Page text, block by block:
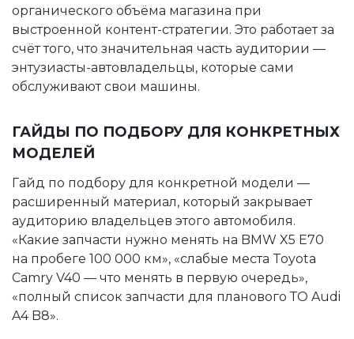
органического объёма магазина при
выстроенной контент-стратегии. Это работает за
счёт того, что значительная часть аудитории —
энтузиасты-автовладельцы, которые сами
обслуживают свои машины.
ГАЙДЫ ПО ПОДБОРУ ДЛЯ КОНКРЕТНЫХ
МОДЕЛЕЙ
Гайд по подбору для конкретной модели —
расширенный материал, который закрывает
аудиторию владельцев этого автомобиля.
«Какие запчасти нужно менять на BMW X5 E70
на пробеге 100 000 км», «слабые места Toyota
Camry V40 — что менять в первую очередь»,
«полный список запчасти для планового ТО Audi
A4 B8».